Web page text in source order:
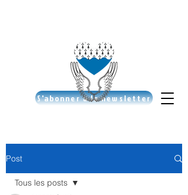
S'abonner à la newsletter
Post
Tous les posts